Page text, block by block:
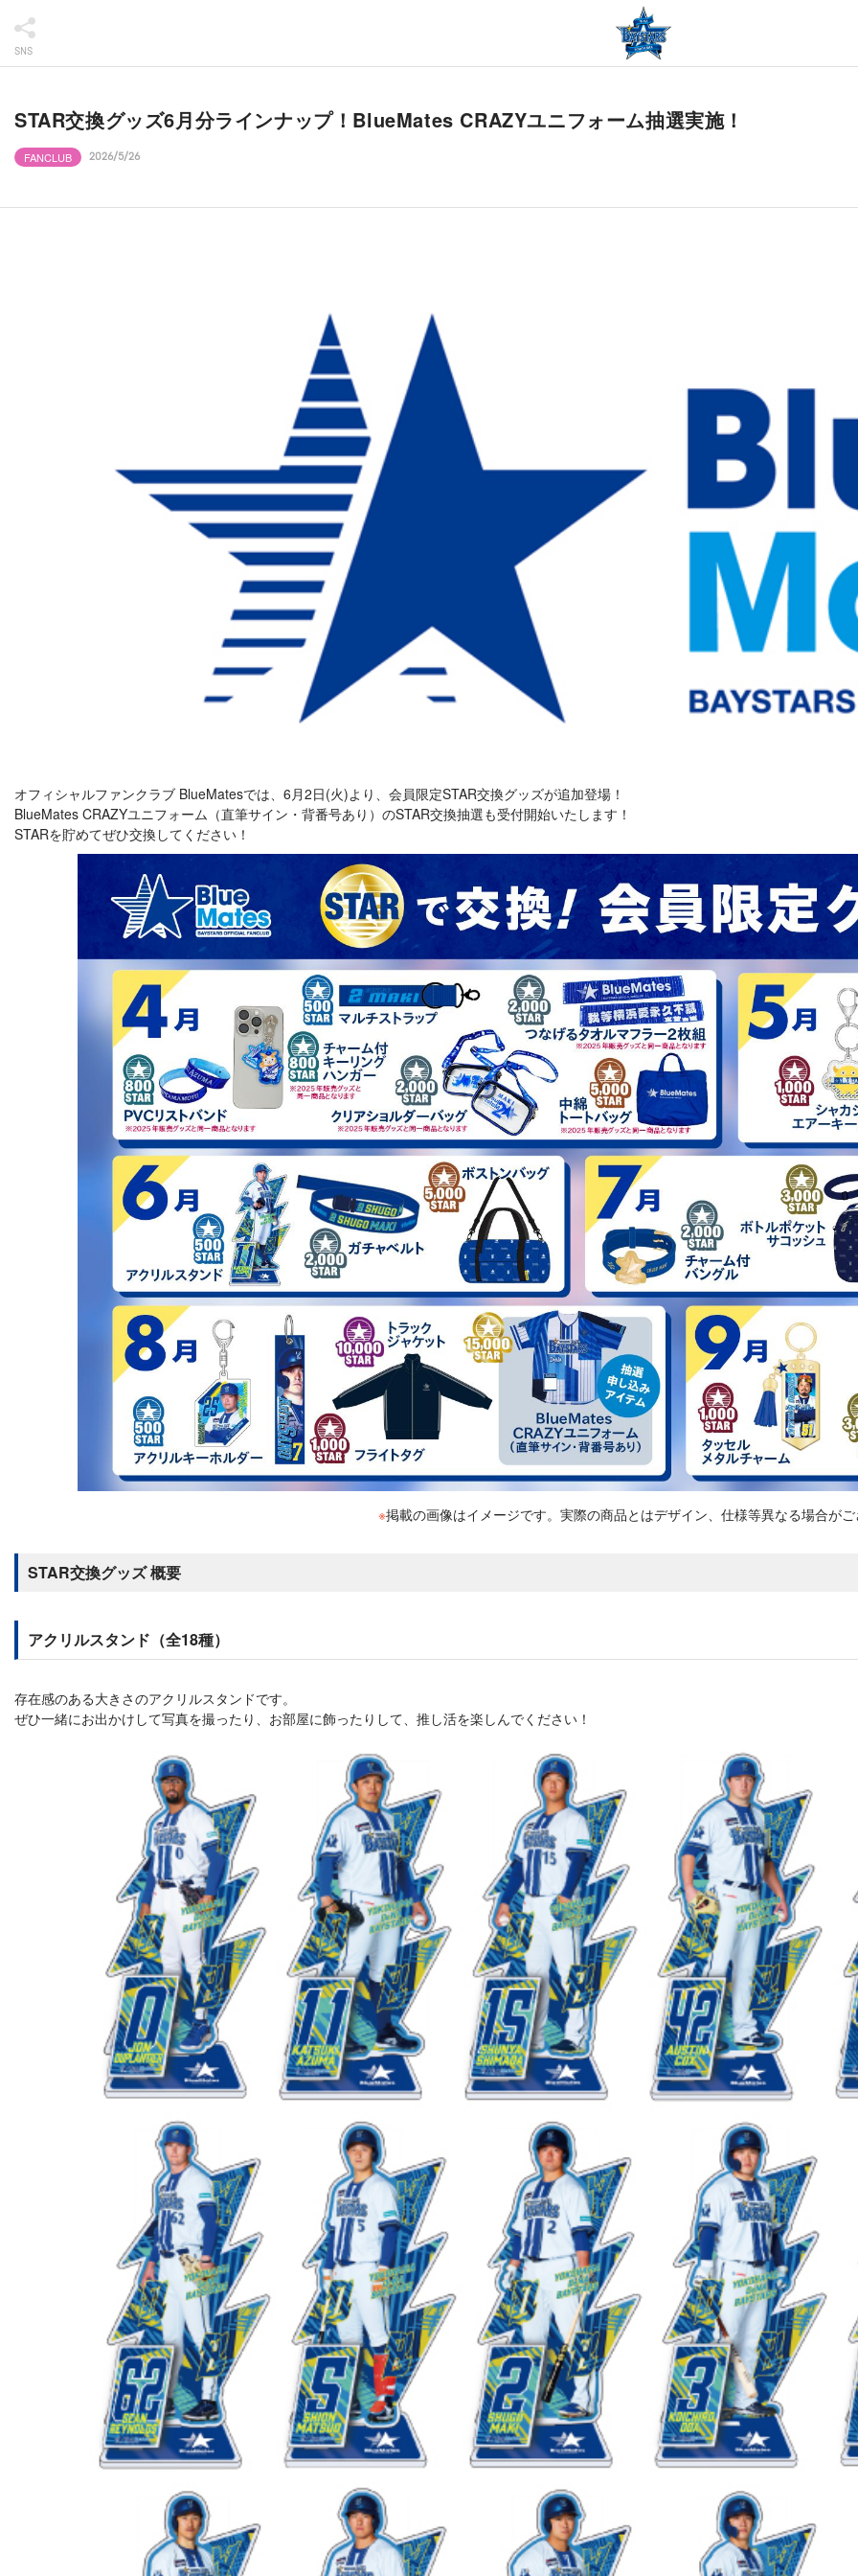
SNS
STAR交換グッズ6月分ラインナップ！BlueMates CRAZYユニフォーム抽選実施！
FANCLUB 2026/5/26
オフィシャルファンクラブ BlueMatesでは、6月2日(火)より、会員限定STAR交換グッズが追加登場！
BlueMates CRAZYユニフォーム（直筆サイン・背番号あり）のSTAR交換抽選も受付開始いたします！
STARを貯めてぜひ交換してください！
※掲載の画像はイメージです。実際の商品とはデザイン、仕様等異なる場合が
STAR交換グッズ 概要
アクリルスタンド（全18種）
存在感のある大きさのアクリルスタンドです。
ぜひ一緒にお出かけして写真を撮ったり、お部屋に飾ったりして、推し活を楽しんでください！